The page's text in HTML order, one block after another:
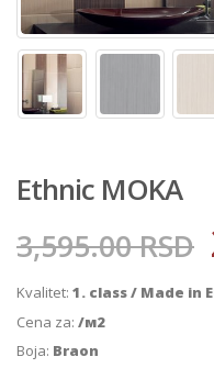
Ethnic MOKA
3,595.00RSD
Kvalitet: 1. class / Made in
Cena za: /м2
Boja: Braon